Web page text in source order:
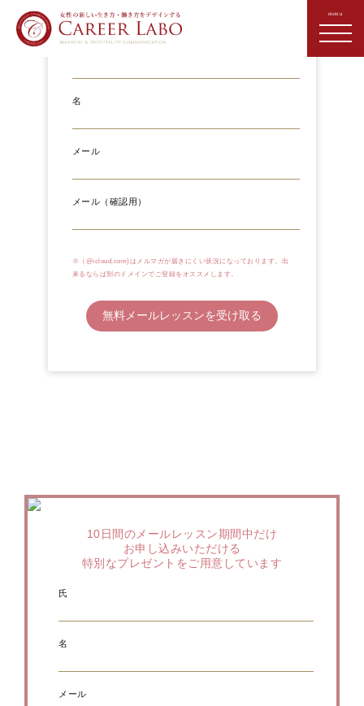
す
名
メール
メール（確認用）
※（@icloud.com)はメルマガが届きにくい状況になっております。出
来るならば別のドメインでご登録をオススメします。
10日間のメールレッスン期間中だけ
お申し込みいただける
特別なプレゼントをご用意しています
氏
名
メール